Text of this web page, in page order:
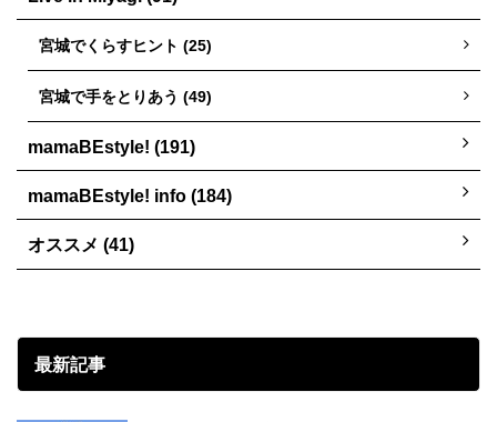
宮城でくらすヒント (25)
宮城で手をとりあう (49)
mamaBEstyle! (191)
mamaBEstyle! info (184)
オススメ (41)
最新記事